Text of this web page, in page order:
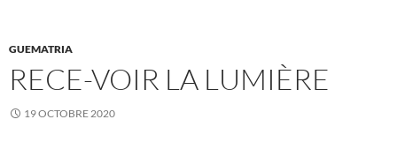
GUEMATRIA
RECE-VOIR LA LUMIÈRE
19 OCTOBRE 2020